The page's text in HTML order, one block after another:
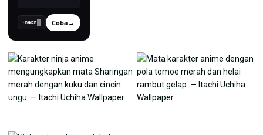
› Coba